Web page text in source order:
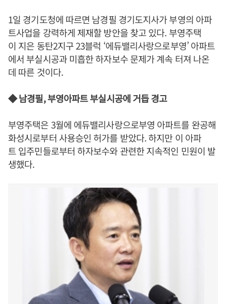
1일 경기도청에 따르면 남경필 경기도지사가 부영의 아파
트사업을 강력하게 제재할 방안을 찾고 있다. 부영주택
이 지은 동탄2지구 23블럭 ‘에듀밸리사랑으로부영’ 아파트
에서 부실시공과 미흡한 하자보수 문제가 계속 터져 나온
데 따른 것이다.
◆ 남경필, 부영아파트 부실시공에 거듭 경고
부영주택은 3월에 에듀밸리사랑으로부영 아파트를 완공해
화성시로부터 사용승인 허가를 받았다. 하지만 이 아파
트 입주민들로부터 하자보수와 관련한 지속적인 민원이 발
생했다.